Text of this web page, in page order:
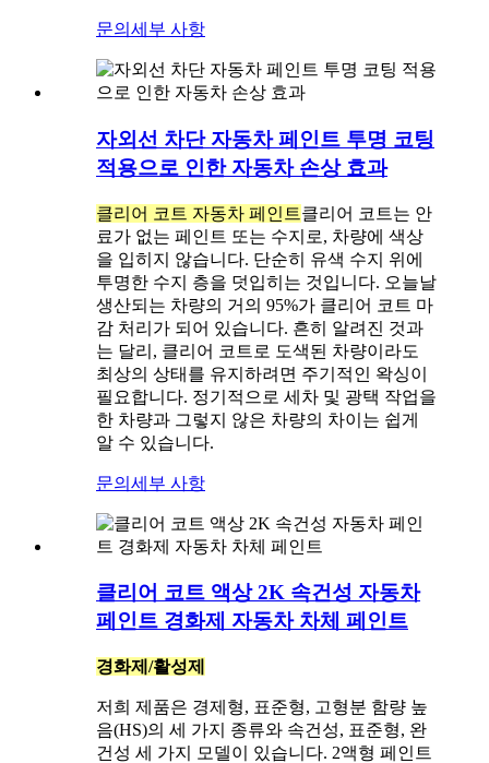
문의 세부 사항
자외선 차단 자동차 페인트 투명 코팅
적용으로 인한 자동차 손상 효과
클리어 코트 자동차 페인트클리어 코트는 안
료가 없는 페인트 또는 수지로, 차량에 색상
을 입히지 않습니다. 단순히 유색 수지 위에
투명한 수지 층을 덧입히는 것입니다. 오늘날
생산되는 차량의 거의 95%가 클리어 코트 마
감 처리가 되어 있습니다. 흔히 알려진 것과
는 달리, 클리어 코트로 도색된 차량이라도
최상의 상태를 유지하려면 주기적인 왁싱이
필요합니다. 정기적으로 세차 및 광택 작업을
한 차량과 그렇지 않은 차량의 차이는 쉽게
알 수 있습니다.
문의 세부 사항
클리어 코트 액상 2K 속건성 자동차
페인트 경화제 자동차 차체 페인트
경화제/활성제
저희 제품은 경제형, 표준형, 고형분 함량 높
음(HS)의 세 가지 종류와 속건성, 표준형, 완
건성 세 가지 모델이 있습니다. 2액형 페인트